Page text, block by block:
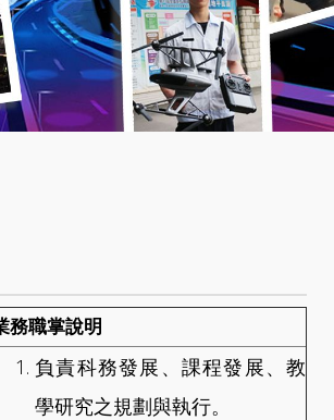
務職掌說明
負責科務發展、課程發展、教
學研究之規劃與執行。